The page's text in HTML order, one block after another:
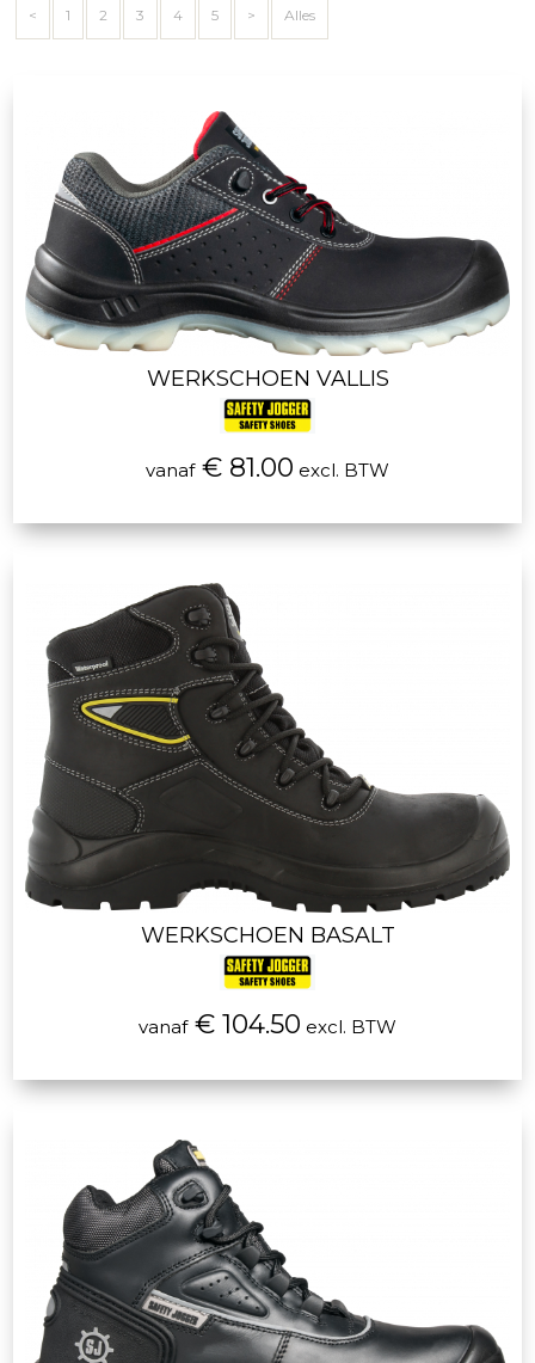
< 1 2 3 4 5 > Alles
WERKSCHOEN VALLIS
vanaf€ 81.00 excl. BTW
WERKSCHOEN BASALT
vanaf€ 104.50 excl. BTW